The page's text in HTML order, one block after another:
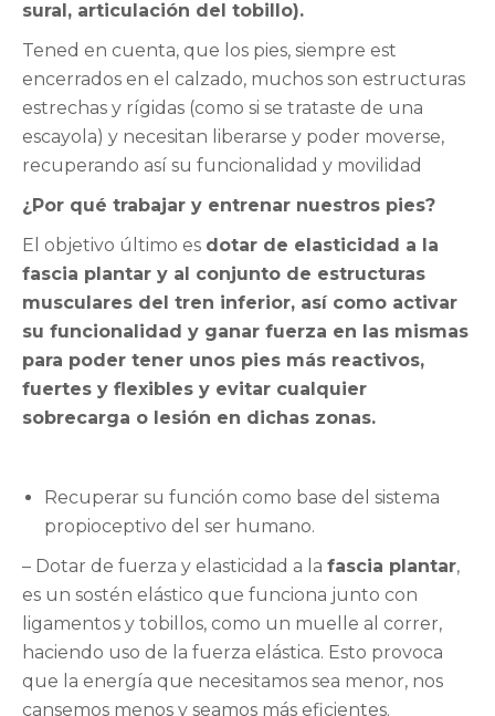
sural, articulación del tobillo).
Tened en cuenta, que los pies, siempre est
encerrados en el calzado, muchos son estructuras
estrechas y rígidas (como si se trataste de una
escayola) y necesitan liberarse y poder moverse,
recuperando así su funcionalidad y movilidad
¿Por qué trabajar y entrenar nuestros pies?
El objetivo último es dotar de elasticidad a la
fascia plantar y al conjunto de estructuras
musculares del tren inferior, así como activar
su funcionalidad y ganar fuerza en las mismas
para poder tener unos pies más reactivos,
fuertes y flexibles y evitar cualquier
sobrecarga o lesión en dichas zonas.
Recuperar su función como base del sistema
propioceptivo del ser humano.
– Dotar de fuerza y elasticidad a la fascia plantar,
es un sostén elástico que funciona junto con
ligamentos y tobillos, como un muelle al correr,
haciendo uso de la fuerza elástica. Esto provoca
que la energía que necesitamos sea menor, nos
cansemos menos y seamos más eficientes.